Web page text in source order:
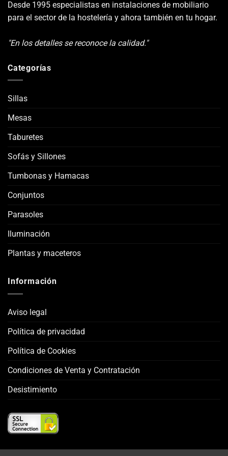
Desde 1995 especialistas en instalaciones de mobiliario
para el sector de la hostelería y ahora también en tu hogar.
"En los detalles se reconoce la calidad."
Categorías
Sillas
Mesas
Taburetes
Sofás y Sillones
Tumbonas y Hamacas
Conjuntos
Parasoles
Iluminación
Plantas y maceteros
Información
Aviso legal
Política de privacidad
Política de Cookies
Condiciones de Venta y Contratación
Desistimiento